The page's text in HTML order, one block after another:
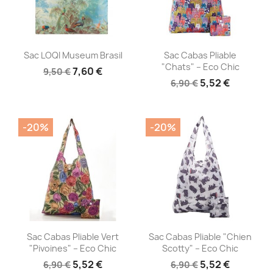
Aperçu rapide
Sac LOQI Museum Brasil
9,50 €7,60 €
Aperçu rapide
Sac Cabas Pliable
"Chats" – Eco Chic
6,90 € 5,52 €
Aperçu rapide
Sac Cabas Pliable Vert
"Pivoines" – Eco Chic
6,90 € 5,52 €
-20%
Aperçu rapide
Sac Cabas Pliable "Chien
Scotty" – Eco Chic
6,90 € 5,52 €
-20%